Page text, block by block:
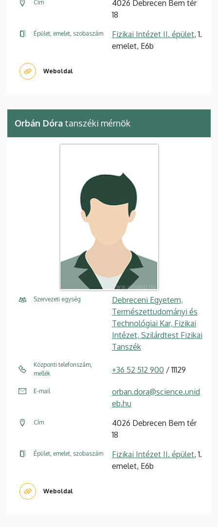
Cím
4026 Debrecen Bem tér
18
Épület, emelet, szobaszám Fizikai Intézet II. épület, 1.
emelet, E6b
Weboldal
Orbán Dóra tanszéki mérnök
Szervezeti egység
Debreceni Egyetem,
Természettudományi és
Technológiai Kar, Fizikai
Intézet, Szilárdtest Fizikai
Tanszék
Központi telefonszám,
mellék
+36 52 512 900 / 11129
E-mail
orban.dora@science.unid
eb.hu
Cím
4026 Debrecen Bem tér
18
Épület, emelet, szobaszám Fizikai Intézet II. épület, 1.
emelet, E6b
Weboldal